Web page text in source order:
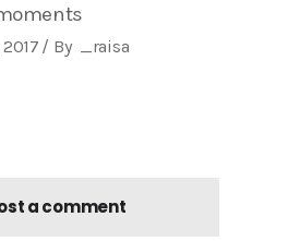
By _raisa
a comment